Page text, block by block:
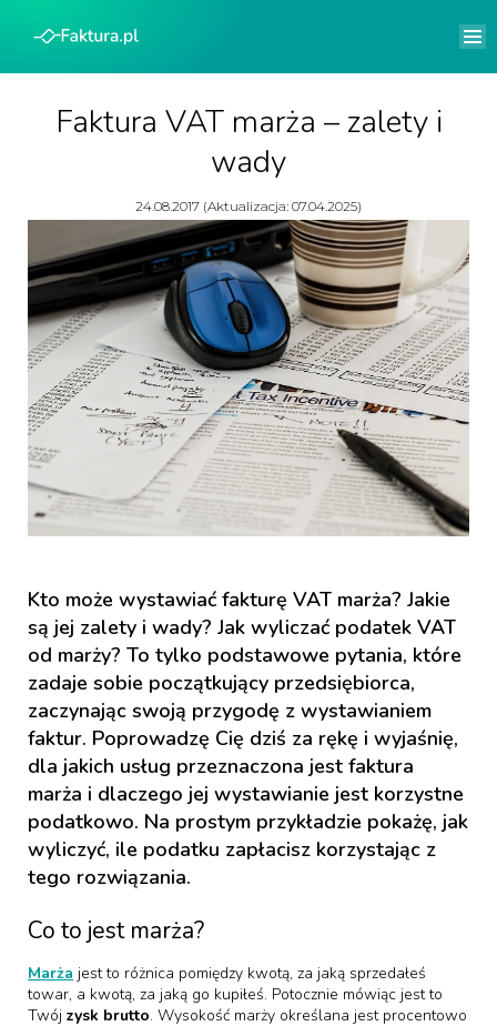
Faktura VAT marża – zalety i
wady
24.08.2017 (Aktualizacja: 07.04.2025)
Kto może wystawiać fakturę VAT marża? Jakie
są jej zalety i wady? Jak wyliczać podatek VAT
od marży? To tylko podstawowe pytania, które
zadaje sobie początkujący przedsiębiorca,
zaczynając swoją przygodę z wystawianiem
faktur. Poprowadzę Cię dziś za rękę i wyjaśnię,
dla jakich usług przeznaczona jest faktura
marża i dlaczego jej wystawianie jest korzystne
podatkowo. Na prostym przykładzie pokażę, jak
wyliczyć, ile podatku zapłacisz korzystając z
tego rozwiązania.
Co to jest marża?
Marża jest to różnica pomiędzy kwotą, za jaką sprzedałeś
towar, a kwotą, za jaką go kupiłeś. Potocznie mówiąc jest to
Twój zysk brutto. Wysokość marży określana jest procentowo